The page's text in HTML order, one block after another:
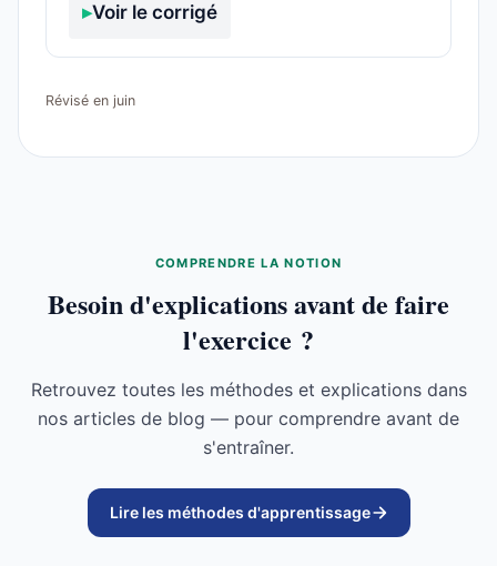
Voir le corrigé
Révisé en juin
COMPRENDRE LA NOTION
Besoin d'explications avant de faire
l'exercice ?
Retrouvez toutes les méthodes et explications dans
nos articles de blog — pour comprendre avant de
s'entraîner.
Lire les méthodes d'apprentissage